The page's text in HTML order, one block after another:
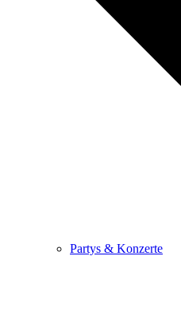
Partys & Konzerte